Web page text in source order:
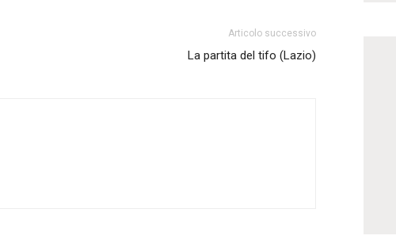
Articolo successivo
La partita del tifo (Lazio)